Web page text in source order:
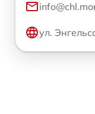
ул.